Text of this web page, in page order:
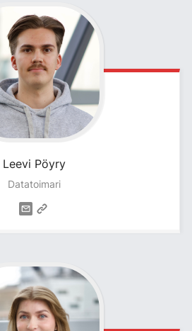
Leevi Pöyry
Datatoimari